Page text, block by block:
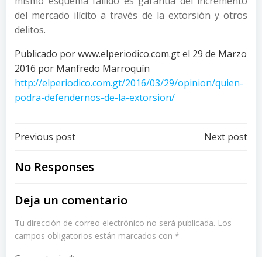
del mercado ilícito a través de la extorsión y otros
delitos.
Publicado por www.elperiodico.com.gt el 29 de Marzo
2016 por Manfredo Marroquín
http://elperiodico.com.gt/2016/03/29/opinion/quien-
podra-defendernos-de-la-extorsion/
Post
navigation
Previous post Next post
No Responses
Deja un comentario
Tu dirección de correo electrónico no será publicada. Los
campos obligatorios están marcados con *